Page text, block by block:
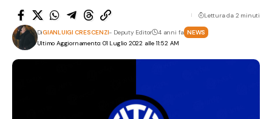
Ultimo Aggiornamento: 01 Luglio 2022 alle 11:52 AM
DiGIANLUIGI CRESCENZI- Deputy Editor 4 anni fa NEWS
Lettura da 2 minuti